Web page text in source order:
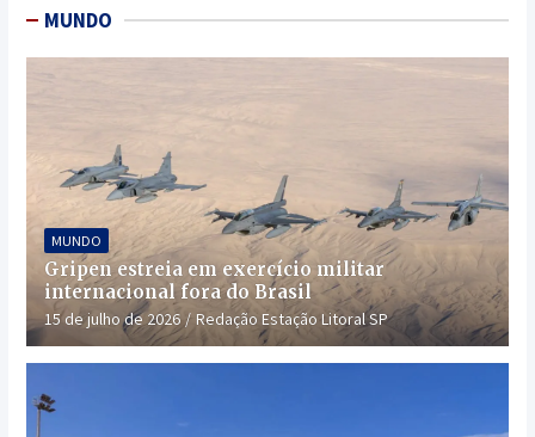
MUNDO
MUNDO
Gripen estreia em exercício militar
internacional fora do Brasil
15 de julho de 2026 Redação Estação Litoral SP